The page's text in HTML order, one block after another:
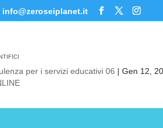
info@zeroseiplanet.it
per i servizi educativi 06 |Gen 12,